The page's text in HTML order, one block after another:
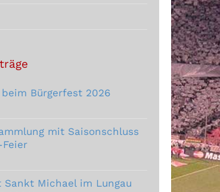
Bürgerfest 2026
mit Saisonschluss
Sankt Michael im Lungau